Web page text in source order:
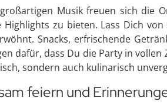
Musik freuen sich die
Highlights zu bieten. Lass Dich
Snacks, erfrischende
dafür, dass Du die Party in
sondern auch kulinarisch
feiern und